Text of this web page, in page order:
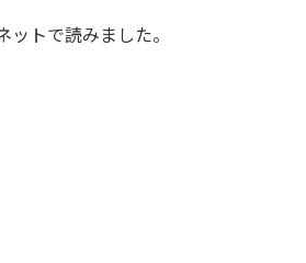
トで読みました。